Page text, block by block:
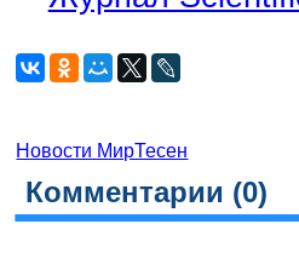
Новости МирТесен
Комментарии (0)